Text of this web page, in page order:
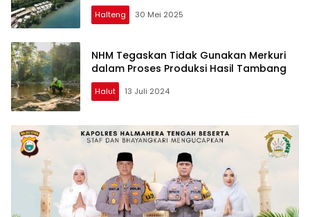
Halteng 30 Mei 2025
NHM Tegaskan Tidak Gunakan Merkuri
dalam Proses Produksi Hasil Tambang
Halut 13 Juli 2024